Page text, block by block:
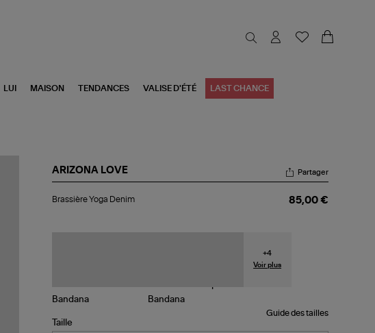
LUI MAISON TENDANCES VALISE D'ÉTÉ LAST CHANCE
ARIZONA LOVE
Yoga
Partager
Brassière Yoga Denim 85,00 €
+4
Voir plus
Guide des tailles
Taille